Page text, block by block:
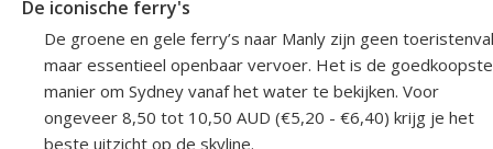
De iconische ferry's
De groene en gele ferry’s naar Manly zijn geen
maar essentieel openbaar vervoer. Het is de goedkoopste
manier om Sydney vanaf het water te bekijken. Voor
ongeveer 8,50 tot 10,50 AUD (€5,20 - €6,40) krijg je het
beste uitzicht op de skyline.